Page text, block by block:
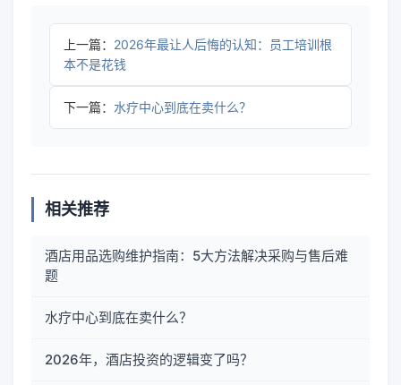
上一篇： 2026年最让人后悔的认知：员工培训根
本不是花钱
下一篇： 水疗中心到底在卖什么？
相关推荐
酒店用品选购维护指南：5大方法解决采购与售后难
题
水疗中心到底在卖什么？
2026年，酒店投资的逻辑变了吗？